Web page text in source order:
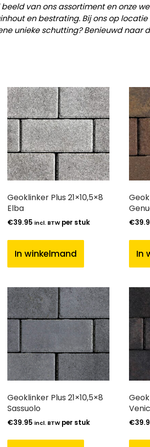
van ons assortiment en onze
en bestrating. Bij ons op
unieke schutting? Benieuwd
Geoklinker Plus 21×10,5×8
Elba
€39.95 incl. BTW per stuk
In winkelmand
€
In
Geoklinker Plus 21×10,5×8
Sassuolo
€39.95 incl. BTW per stuk €